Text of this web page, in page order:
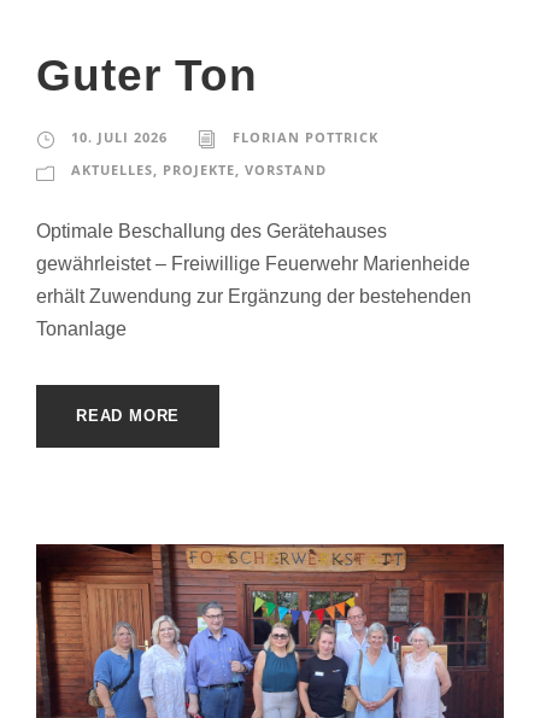
Guter Ton
10. JULI 2026
FLORIAN POTTRICK
AKTUELLES, PROJEKTE, VORSTAND
Optimale Beschallung des Gerätehauses
gewährleistet – Freiwillige Feuerwehr Marienheide
erhält Zuwendung zur Ergänzung der bestehenden
Tonanlage
READ MORE